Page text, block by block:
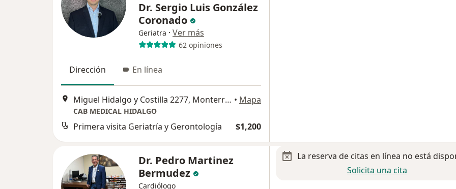
Dr. Sergio Luis González
Coronado
Geriatra · Ver más
62 opiniones
Dirección En línea
Miguel Hidalgo y Costilla 2277, Monterrey • Mapa
CAB MEDICAL HIDALGO
Primera visita Geriatría y Gerontología $1,200
Dr. Pedro Martinez
Bermudez
Cardiólogo
La reserva de citas en línea no está
Solicita una cita